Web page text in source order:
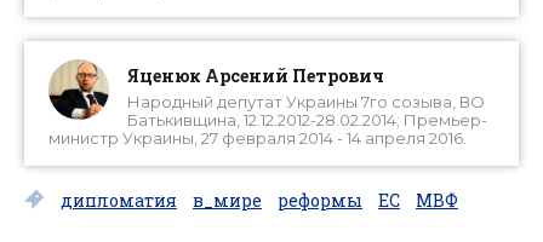
Яценюк Арсений Петрович
Народный депутат Украины 7го созыва, ВО
Батькивщина, 12.12.2012-28.02.2014; Премьер-
министр Украины, 27 февраля 2014 - 14 апреля 2016.
дипломатия в_мире реформы ЕС МВФ